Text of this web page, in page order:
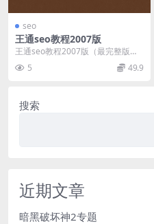
seo
王通seo教程2007版
王通seo教程2007版（最完整版）
第一部分：如何利用搜索引擎营销
赚钱 第一节...
5 49.9
搜索
近期文章
暗黑破坏神2专题